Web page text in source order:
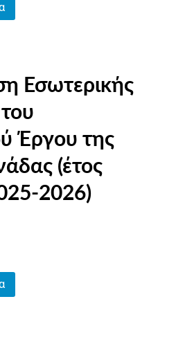
Εσωτερικής
Έργου της
(έτος
2026)